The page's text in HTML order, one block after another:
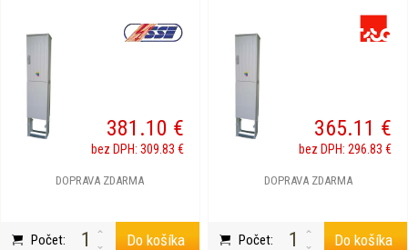
DOPRAVA ZDARMA
381.10 €
bez DPH: 309.83 €
Počet: Do košíka
DOPRAVA ZDARMA
365.11 €
bez DPH: 296.83 €
Počet: Do košíka